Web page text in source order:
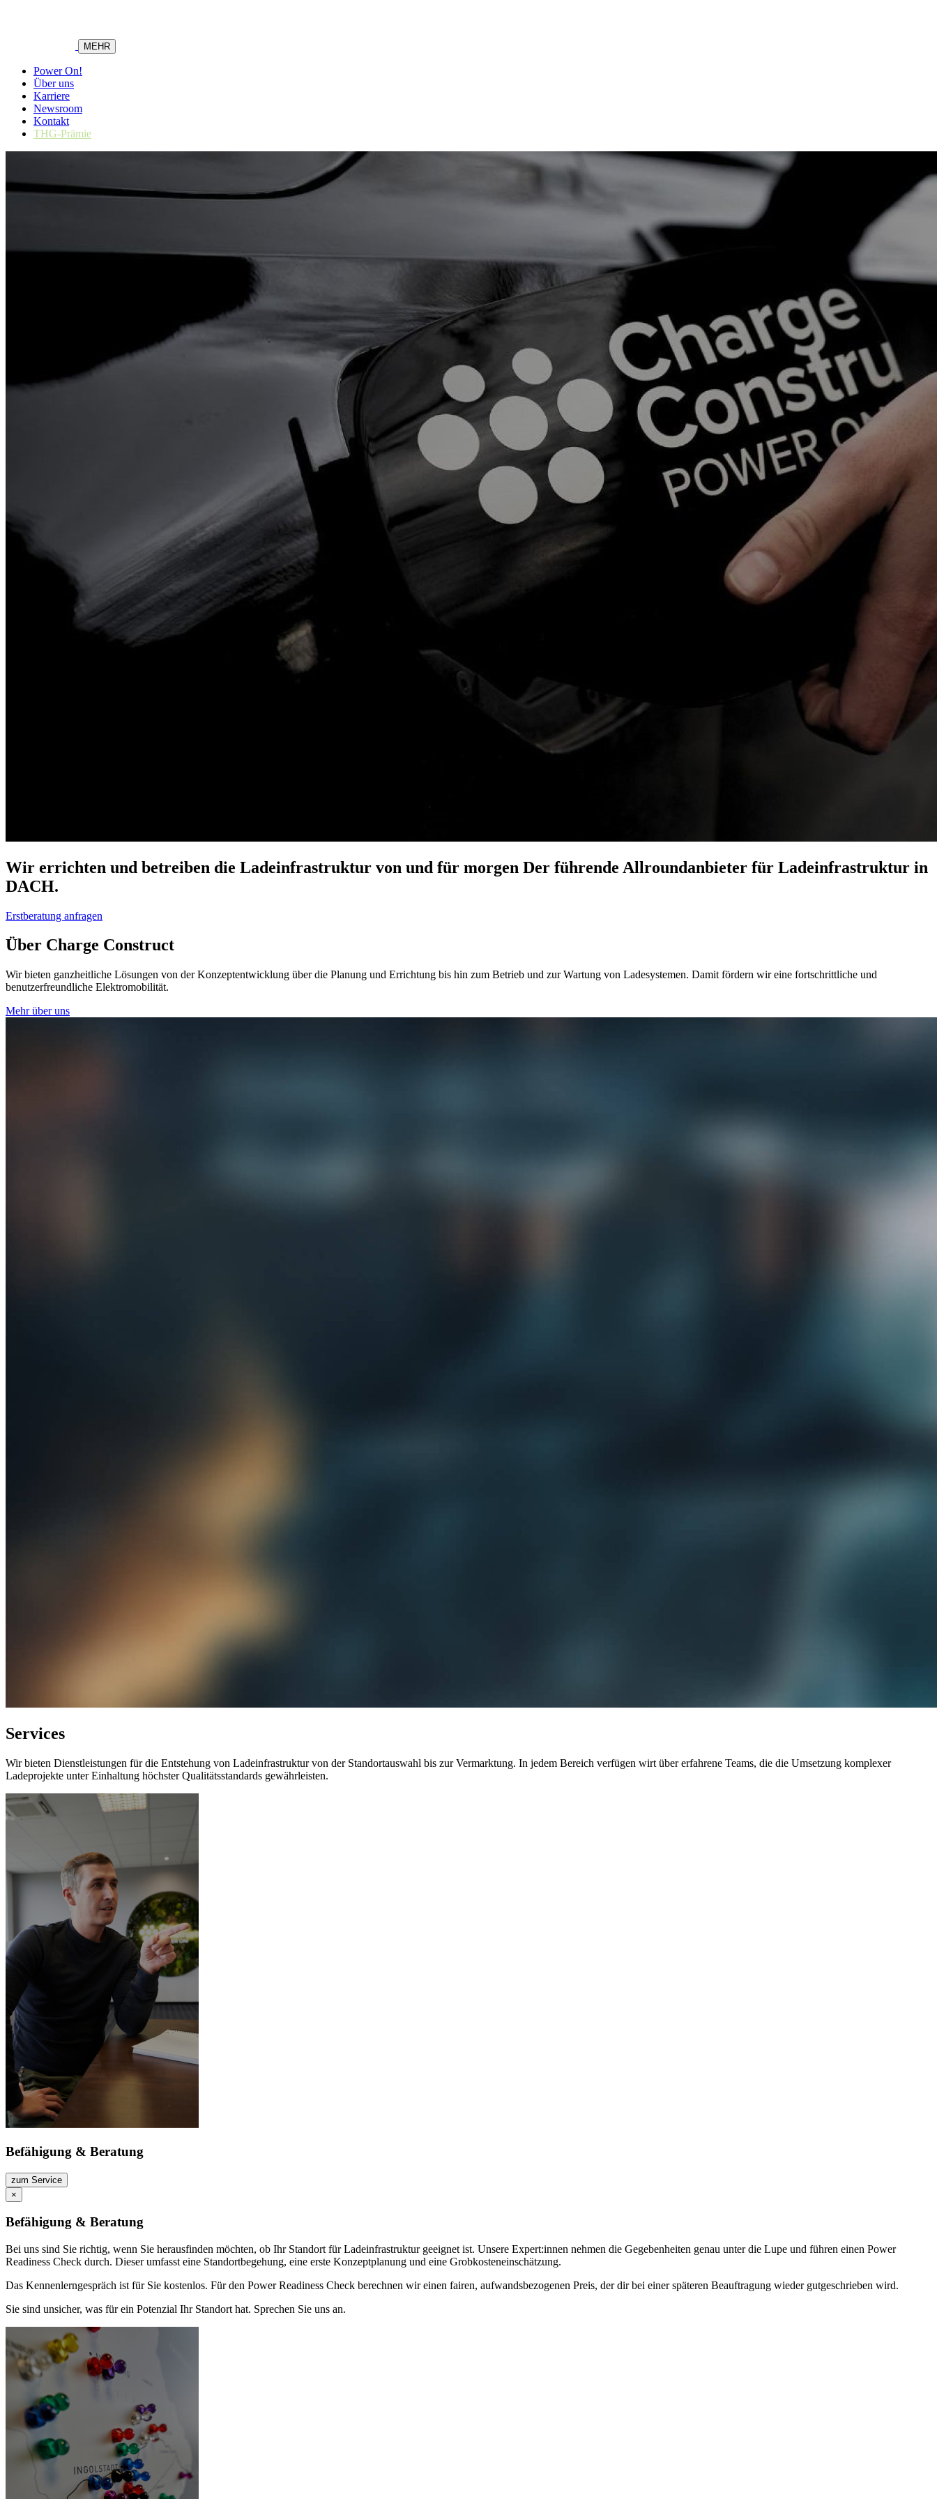
MEHR
Power On!
Über uns
Karriere
Newsroom
Kontakt
THG-Prämie
Wir errichten und betreiben die Ladeinfrastruktur von und für morgen Der führende Allroundanbieter für Ladeinfrastruktur in
DACH.
Erstberatung anfragen
Über Charge Construct
Wir bieten ganzheitliche Lösungen von der Konzeptentwicklung über die Planung und Errichtung bis hin zum Betrieb und zur Wartung von Ladesystemen. Damit fördern wir eine fortschrittliche und
benutzerfreundliche Elektromobilität.
Mehr über uns
Services
Wir bieten Dienstleistungen für die Entstehung von Ladeinfrastruktur von der Standortauswahl bis zur Vermarktung. In jedem Bereich verfügen wirt über erfahrene Teams, die die Umsetzung komplexer
Ladeprojekte unter Einhaltung höchster Qualitätsstandards gewährleisten.
Befähigung & Beratung
zum Service
×
Befähigung & Beratung
Bei uns sind Sie richtig, wenn Sie herausfinden möchten, ob Ihr Standort für Ladeinfrastruktur geeignet ist. Unsere Expert:innen nehmen die Gegebenheiten genau unter die Lupe und führen einen Power
Readiness Check durch. Dieser umfasst eine Standortbegehung, eine erste Konzeptplanung und eine Grobkosteneinschätzung.
Das Kennenlerngespräch ist für Sie kostenlos. Für den Power Readiness Check berechnen wir einen fairen, aufwandsbezogenen Preis, der dir bei einer späteren Beauftragung wieder gutgeschrieben wird.
Sie sind unsicher, was für ein Potenzial Ihr Standort hat. Sprechen Sie uns an.